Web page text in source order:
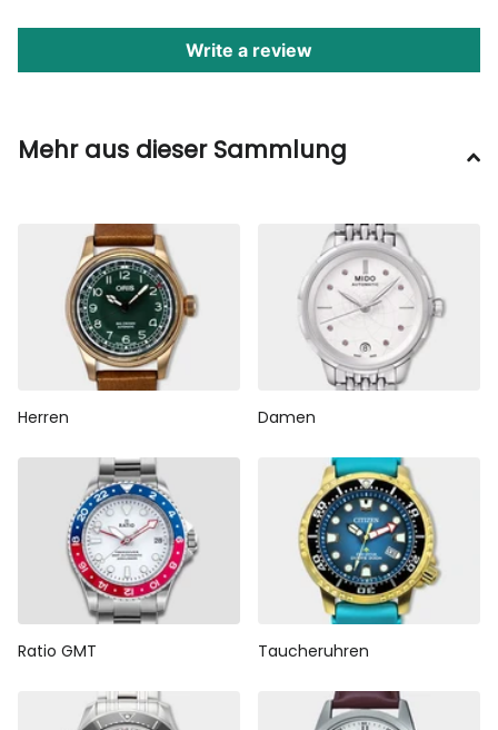
Write a review
Mehr aus dieser Sammlung
Herren Damen
Ratio GMT Taucheruhren